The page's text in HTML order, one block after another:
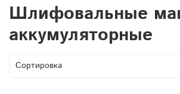
Шлифовальные
аккумуляторные